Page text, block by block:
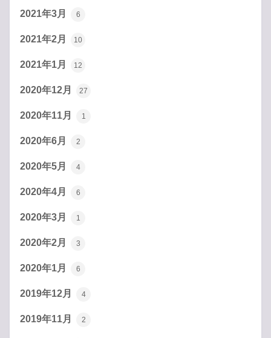
2021年3月 6
2021年2月 10
2021年1月 12
2020年12月 27
2020年11月 1
2020年6月 2
2020年5月 4
2020年4月 6
2020年3月 1
2020年2月 3
2020年1月 6
2019年12月 4
2019年11月 2